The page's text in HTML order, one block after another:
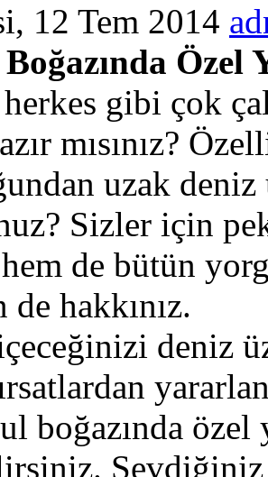
12 Tem 2014
Özel
gibi çok
mısınız?
uzak
Sizler için
de bütün
de hakkınız.
deniz
boğazında